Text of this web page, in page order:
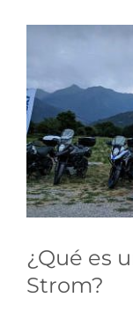
¿Qué
¿Qué es
Strom?